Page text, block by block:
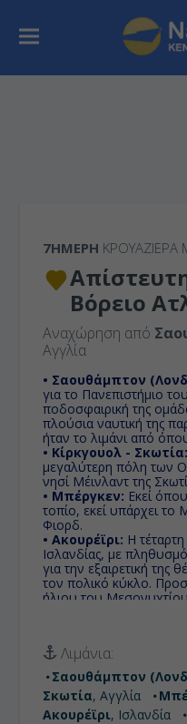
7ΉΜΕΡΗ ΚΡΟΥΑΖΙΕΡΑ
Βόρειο
Αναχώρηση από
Αγγλία
• Σαουθάμπτον
για το Πανεπιστήμιο
ποδοσφαιρική της
πλούσια ναυτική της
ήταν το λιμάνι από
• Κίρκγουολ - Σκωτία:
μεγαλύτερη πόλη των
νησί Μέινλαντ της
• Μπέργκεν: Εκεί
τοπίο, εκεί υπάρχει
Φιορδ.
• Ακουρέϊρι: Η
Ισλανδίας, με
για την εξαιρετική της
τον πολικό κύκλο.
ήλιου του
πρωτεύουσα των
προορισμός για όσους
υπαίθριες
• Ρέκιαβικ:Είναι η
μεγαλύτερη πόλη της
βορειότερη
νοτιοδυτικά παράλια
Λιμάνια:
Σαουθάμπτον
Σκωτία, Αγγλία
Ακουρέϊρι, Ισλανδία